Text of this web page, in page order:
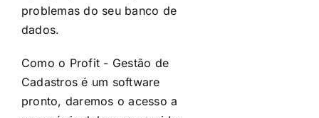
problemas do seu banco de
dados.
Como o Profit - Gestão de
Cadastros é um software
pronto, daremos o acesso a